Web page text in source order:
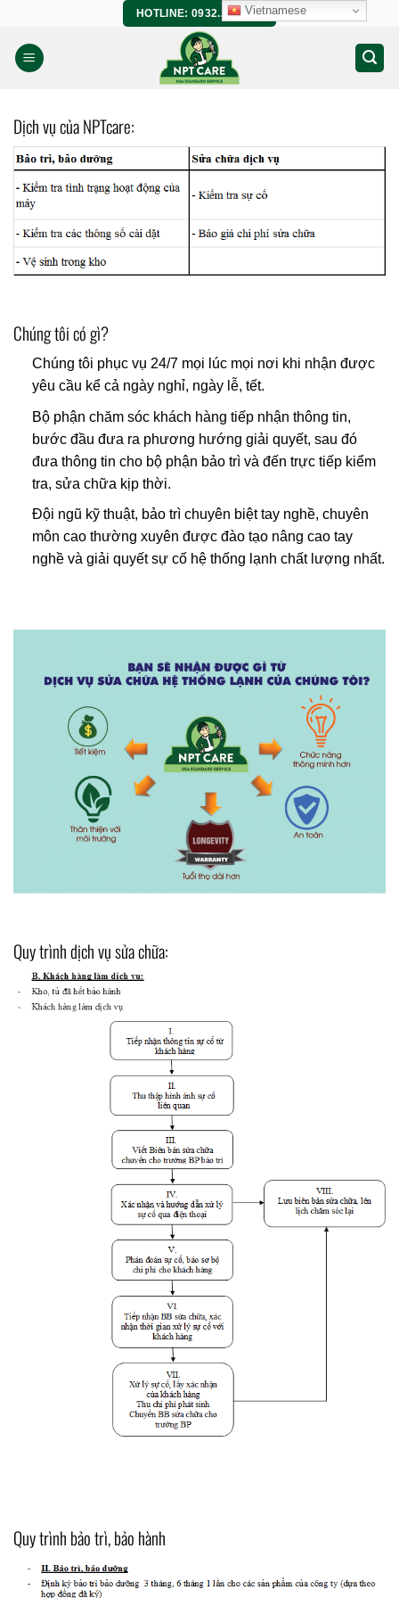
nội
dung
HOTLINE: 0932.266.458
Dịch vụ của NPTcare:
Chúng tôi có gì?
Chúng tôi phục vụ 24/7 mọi lúc mọi nơi khi nhận được
yêu cầu kể cả ngày nghỉ, ngày lễ, tết.
Bộ phận chăm sóc khách hàng tiếp nhận thông tin,
bước đầu đưa ra phương hướng giải quyết, sau đó
đưa thông tin cho bộ phận bảo trì và đến trực tiếp kiểm
tra, sửa chữa kịp thời.
Đội ngũ kỹ thuật, bảo trì chuyên biệt tay nghề, chuyên
môn cao thường xuyên được đào tạo nâng cao tay
nghề và giải quyết sự cố hệ thống lạnh chất lượng nhất.
Quy trình dịch vụ sửa chữa:
Quy trình bảo trì, bảo hành
Vietnamese